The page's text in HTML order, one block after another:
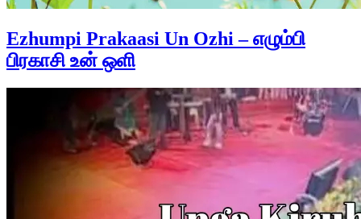
Ezhumpi Prakaasi Un Ozhi – எழும்பி
பிரகாசி உன் ஒளி